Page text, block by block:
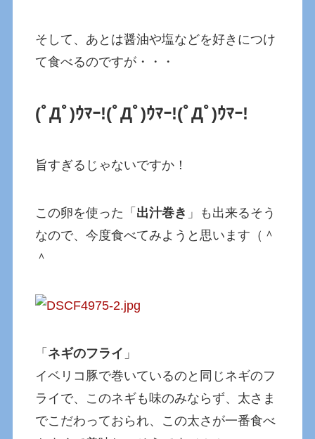
そして、あとは醤油や塩などを好きにつけ
て食べるのですが・・・
(ﾟДﾟ)ｳﾏｰ!(ﾟДﾟ)ｳﾏｰ!(ﾟДﾟ)ｳﾏｰ!
旨すぎるじゃないですか！
この卵を使った「 出汁巻き 」も出来るそう
なので、今度食べてみようと思います（＾
＾
「 ネギのフライ 」
イベリコ豚で巻いているのと同じネギのフ
ライで、このネギも味のみならず、太さま
でこだわっておられ、この太さが一番食べ